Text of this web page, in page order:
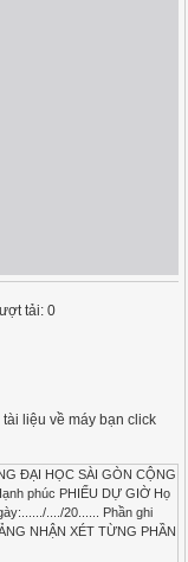
tải: 0
tài liệu về máy bạn click
ĐẠI HỌC SÀI GÒN CỘNG
phúc PHIẾU DỰ GIỜ Họ
..../20...... Phần ghi
NHẬN XÉT TỪNG PHẦN